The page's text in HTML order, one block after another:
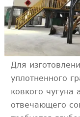
Для
уплотненного
ковкого чугуна
отвечающего